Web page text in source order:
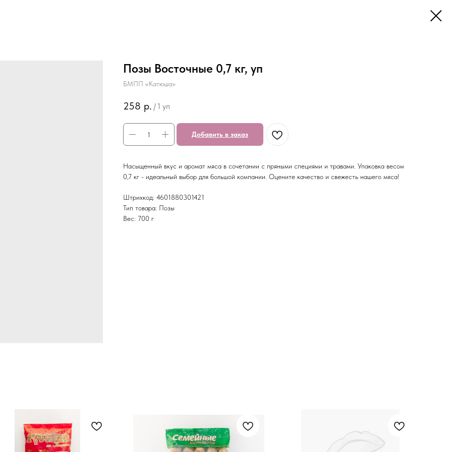
Позы Восточные 0,7 кг, уп
БМПП «Катюша»
258 р. / 1 уп
Добавить в заказ
Насыщенный вкус и аромат мяса в сочетании с пряными специями и травами. Упаковка весом
0,7 кг - идеальный выбор для большой компании. Оцените качество и свежесть нашего мяса!
Штрихкод: 4601880301421
Тип товара: Позы
Вес: 700 г